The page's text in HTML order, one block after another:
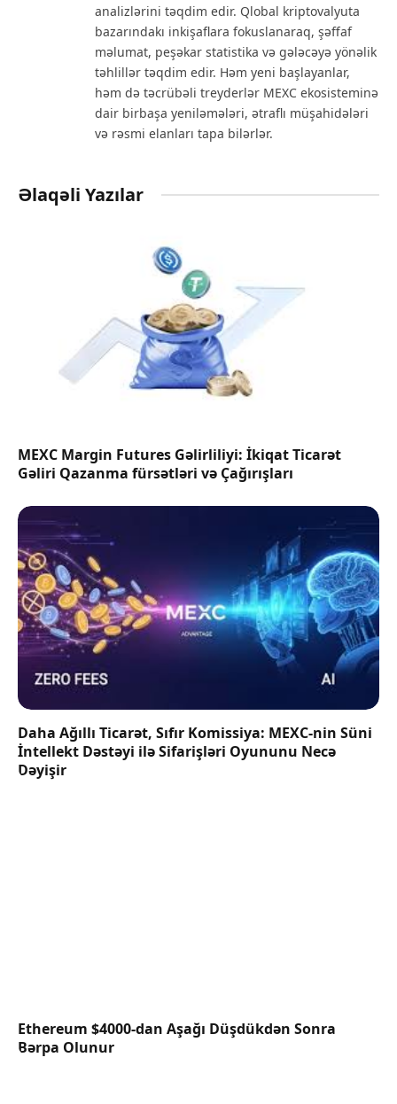
analizlərini təqdim edir. Qlobal kriptovalyuta
bazarındakı inkişaflara fokuslanaraq, şəffaf
məlumat, peşəkar statistika və gələcəyə yönəlik
təhlillər təqdim edir. Həm yeni başlayanlar,
həm də təcrübəli treyderlər MEXC ekosisteminə
dair birbaşa yeniləmələri, ətraflı müşahidələri
və rəsmi elanları tapa bilərlər.
Əlaqəli Yazılar
MEXC Margin Futures Gəlirliliyi: İkiqat Ticarət
Gəliri Qazanma fürsətləri və Çağırışları
Daha Ağıllı Ticarət, Sıfır Komissiya: MEXC-nin Süni
İntellekt Dəstəyi ilə Sifarişləri Oyununu Necə
Dəyişir
Ethereum $4000-dan Aşağı Düşdükdən Sonra
Bərpa Olunur